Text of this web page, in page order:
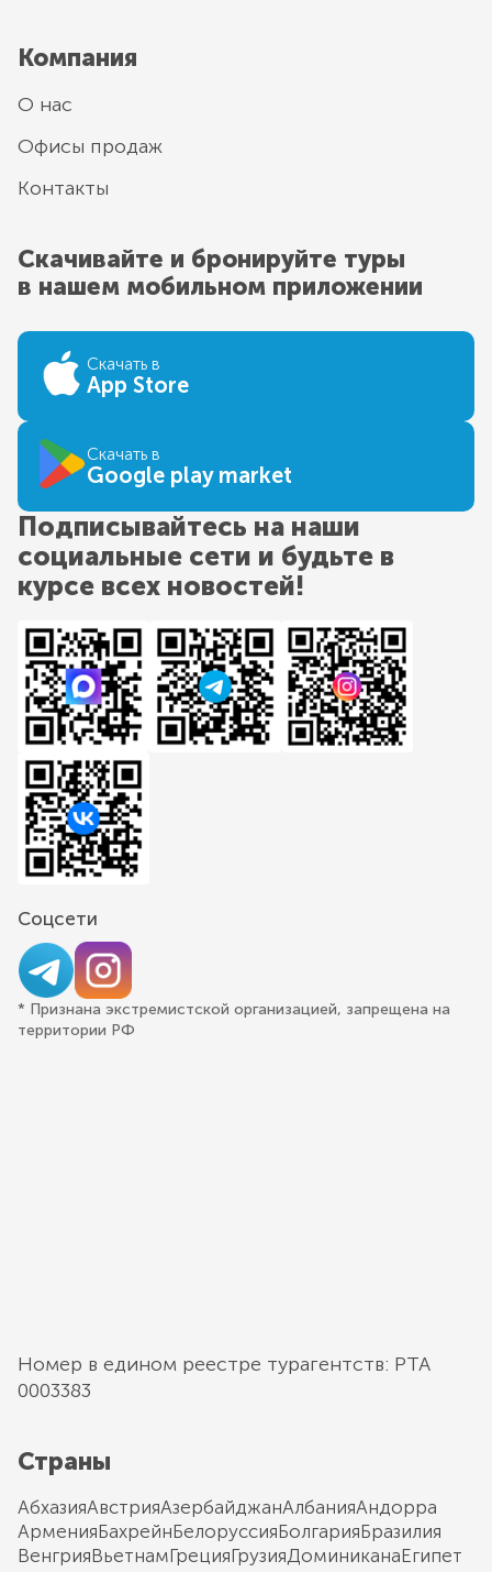
Компания
О нас
Офисы продаж
Контакты
Скачивайте и бронируйте туры
в нашем мобильном приложении
Скачать в
App Store
Скачать в
Google play market
Подписывайтесь на наши
социальные сети и будьте в
курсе всех новостей!
Соцсети
* Признана экстремистской организацией, запрещена на
территории РФ
Номер в едином реестре турагентств: РТА
0003383
Страны
АбхазияАвстрияАзербайджанАлбанияАндорра
АрменияБахрейнБелоруссияБолгарияБразилия
ВенгрияВьетнамГрецияГрузияДоминиканаЕгипет